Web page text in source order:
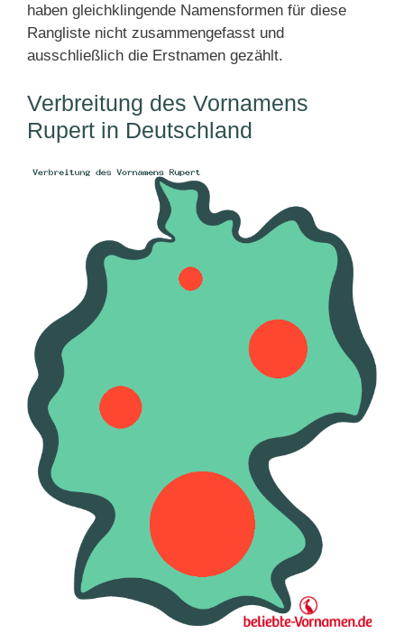
haben gleichklingende Namensformen für diese
Rangliste nicht zusammengefasst und
ausschließlich die Erstnamen gezählt.
Verbreitung des Vornamens
Rupert in Deutschland